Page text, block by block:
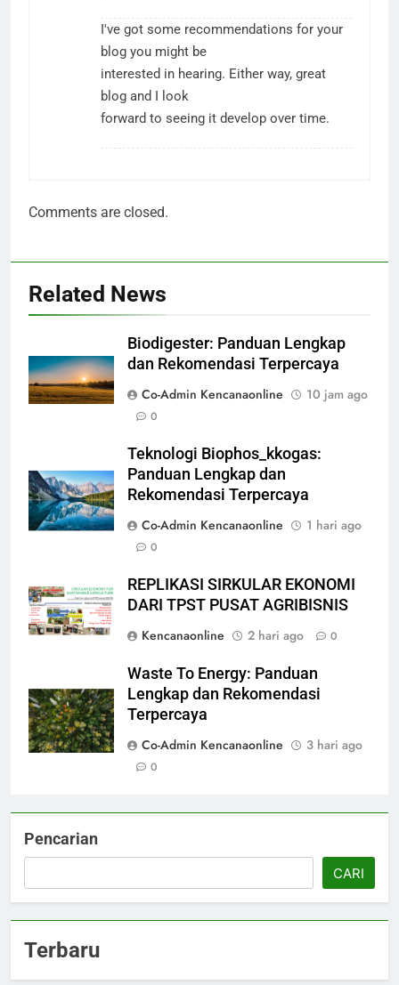
I've got some recommendations for your
blog you might be
interested in hearing. Either way, great
blog and I look
forward to seeing it develop over time.
Comments are closed.
Related News
Biodigester: Panduan Lengkap
dan Rekomendasi Terpercaya
Co-Admin Kencanaonline
10 jam ago
0
Teknologi Biophos_kkogas:
Panduan Lengkap dan
Rekomendasi Terpercaya
Co-Admin Kencanaonline
1 hari ago
0
REPLIKASI SIRKULAR EKONOMI
DARI TPST PUSAT AGRIBISNIS
Kencanaonline
2 hari ago 0
Waste To Energy: Panduan
Lengkap dan Rekomendasi
Terpercaya
Co-Admin Kencanaonline
3 hari ago
0
Pencarian
CARI
Terbaru